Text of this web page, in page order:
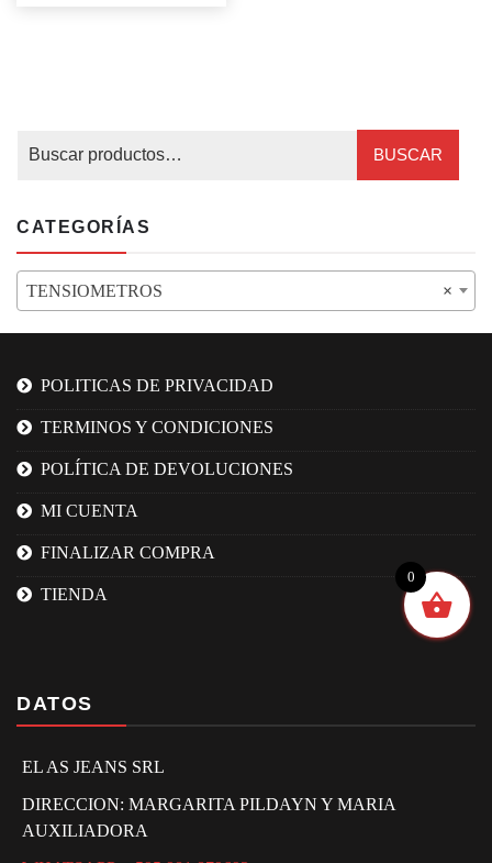
BUSCAR
CATEGORÍAS
×
TENSIOMETROS
POLITICAS DE PRIVACIDAD
TERMINOS Y CONDICIONES
POLÍTICA DE DEVOLUCIONES
MI CUENTA
FINALIZAR COMPRA
TIENDA
DATOS
EL AS JEANS SRL
DIRECCION: MARGARITA PILDAYN Y MARIA
AUXILIADORA
0